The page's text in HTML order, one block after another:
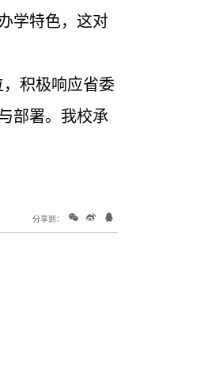
学特色，这对
积极响应省委
部署。我校承
分享到：